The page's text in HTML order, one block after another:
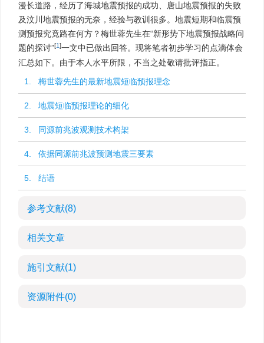
漫长道路，经历了海城地震预报的成功、唐山地震预报的失败
及汶川地震预报的无奈，经验与教训很多。地震短期和临震预
测预报究竟路在何方？梅世蓉先生在“新形势下地震预报战略问
题的探讨”[1]一文中已做出回答。现将笔者初步学习的点滴体会
汇总如下。由于本人水平所限，不当之处敬请批评指正。
1. 梅世蓉先生的最新地震短临预报理念
2. 地震短临预报理论的细化
3. 同源前兆波观测技术构架
4. 依据同源前兆波预测地震三要素
5. 结语
参考文献(8)
相关文章
施引文献(1)
资源附件(0)